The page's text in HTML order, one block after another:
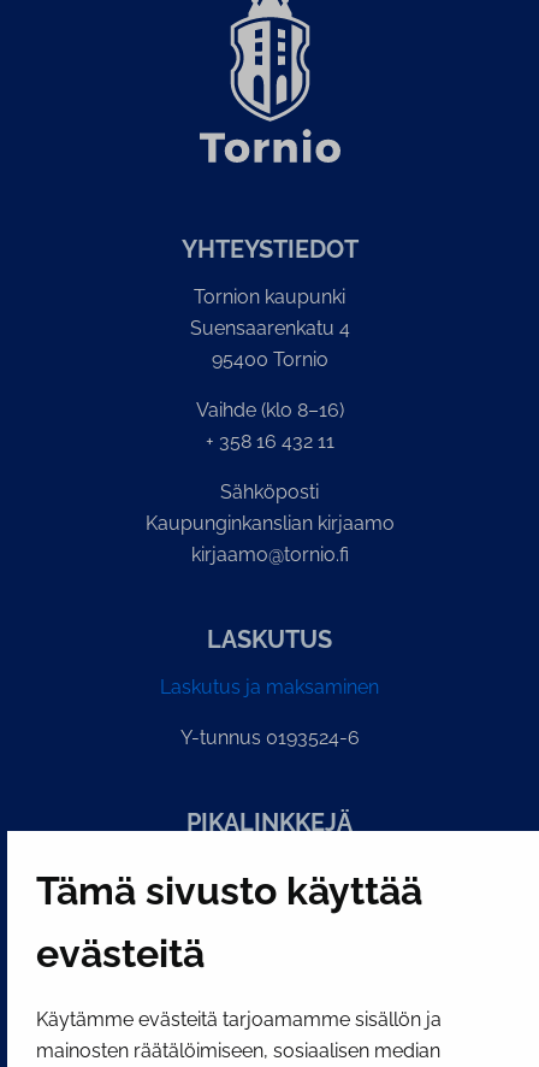
Tämä sivusto käyttää
evästeitä
Käytämme evästeitä tarjoamamme sisällön ja
mainosten räätälöimiseen, sosiaalisen median
YH­TEYS­TIE­DOT
Tornion kaupunki
Suensaarenkatu 4
95400 Tornio
Vaihde (klo 8–16)
+ 358 16 432 11
Sähköposti
Kaupunginkanslian kirjaamo
kirjaamo@tornio.fi
LASKUTUS
Laskutus ja maksaminen
Y-tunnus 0193524-6
PI­KA­LINK­KE­JÄ
Näytä evästeasetukseni
SOSIAALINEN MEDIA